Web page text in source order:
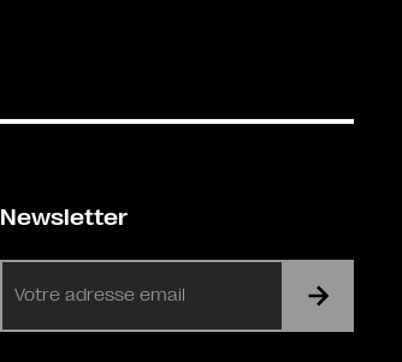
Newsletter
mail